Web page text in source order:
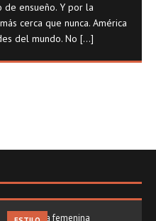
de ensueño. Y por la
cerca que nunca. América
del mundo. No [...]